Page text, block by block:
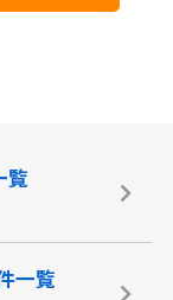
覧
一覧